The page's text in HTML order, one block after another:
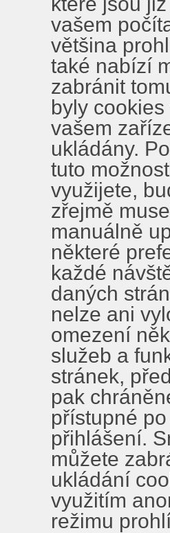
vašem
většina
také nabízí
zabránit
byly cookies
vašem
ukládány.
tuto možnost
využijete,
zřejmě
manuálně
některé
každé
daných
nelze ani
omezení
služeb a
stránek,
pak
přístupné po
přihlášení.
můžete
ukládání
využitím
režimu